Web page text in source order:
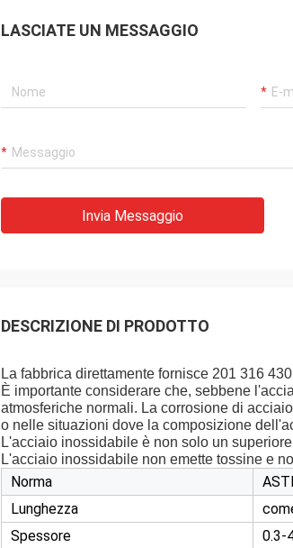
LASCIATE UN MESSAGGIO
Invia Messaggio
DESCRIZIONE DI PRODOTTO
La fabbrica direttamente fornisce 201 316
È importante considerare che, sebbene
atmosferiche normali. La corrosione di
o nelle situazioni dove la composizione
L'acciaio inossidabile è non solo un
L'acciaio inossidabile non emette tossine e
Norma
Lunghezza
Spessore
0.3-